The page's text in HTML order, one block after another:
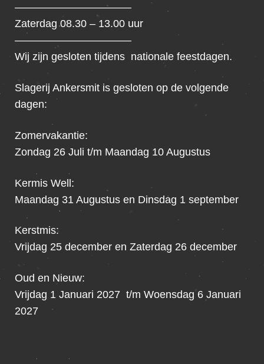
———————————
Zaterdag 08.30 – 13.00 uur
———————————
Wij zijn gesloten tijdens nationale feestdagen.
Slagerij Ankersmit is gesloten op de volgende
dagen:
Zomervakantie:
Zondag 26 Juli t/m Maandag 10 Augustus
Kermis Well:
Maandag 31 Augustus en Dinsdag 1 september
Kerstmis:
Vrijdag 25 december en Zaterdag 26 december
Oud en Nieuw:
Vrijdag 1 Januari 2027 t/m Woensdag 6 Januari
2027